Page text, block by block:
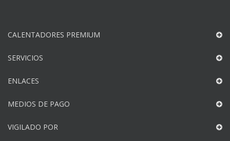
CALENTADORES PREMIUM
SERVICIOS
ENLACES
MEDIOS DE PAGO
VIGILADO POR